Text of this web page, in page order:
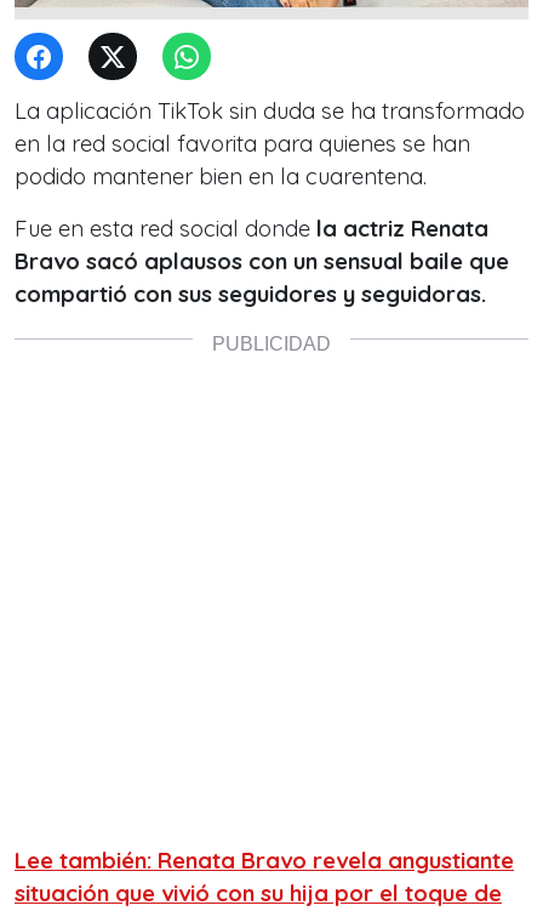
La aplicación TikTok sin duda se ha transformado
en la red social favorita para quienes se han
podido mantener bien en la cuarentena.
Fue en esta red social donde la actriz Renata
Bravo sacó aplausos con un sensual baile que
compartió con sus seguidores y seguidoras.
Lee también: Renata Bravo revela angustiante
situación que vivió con su hija por el toque de